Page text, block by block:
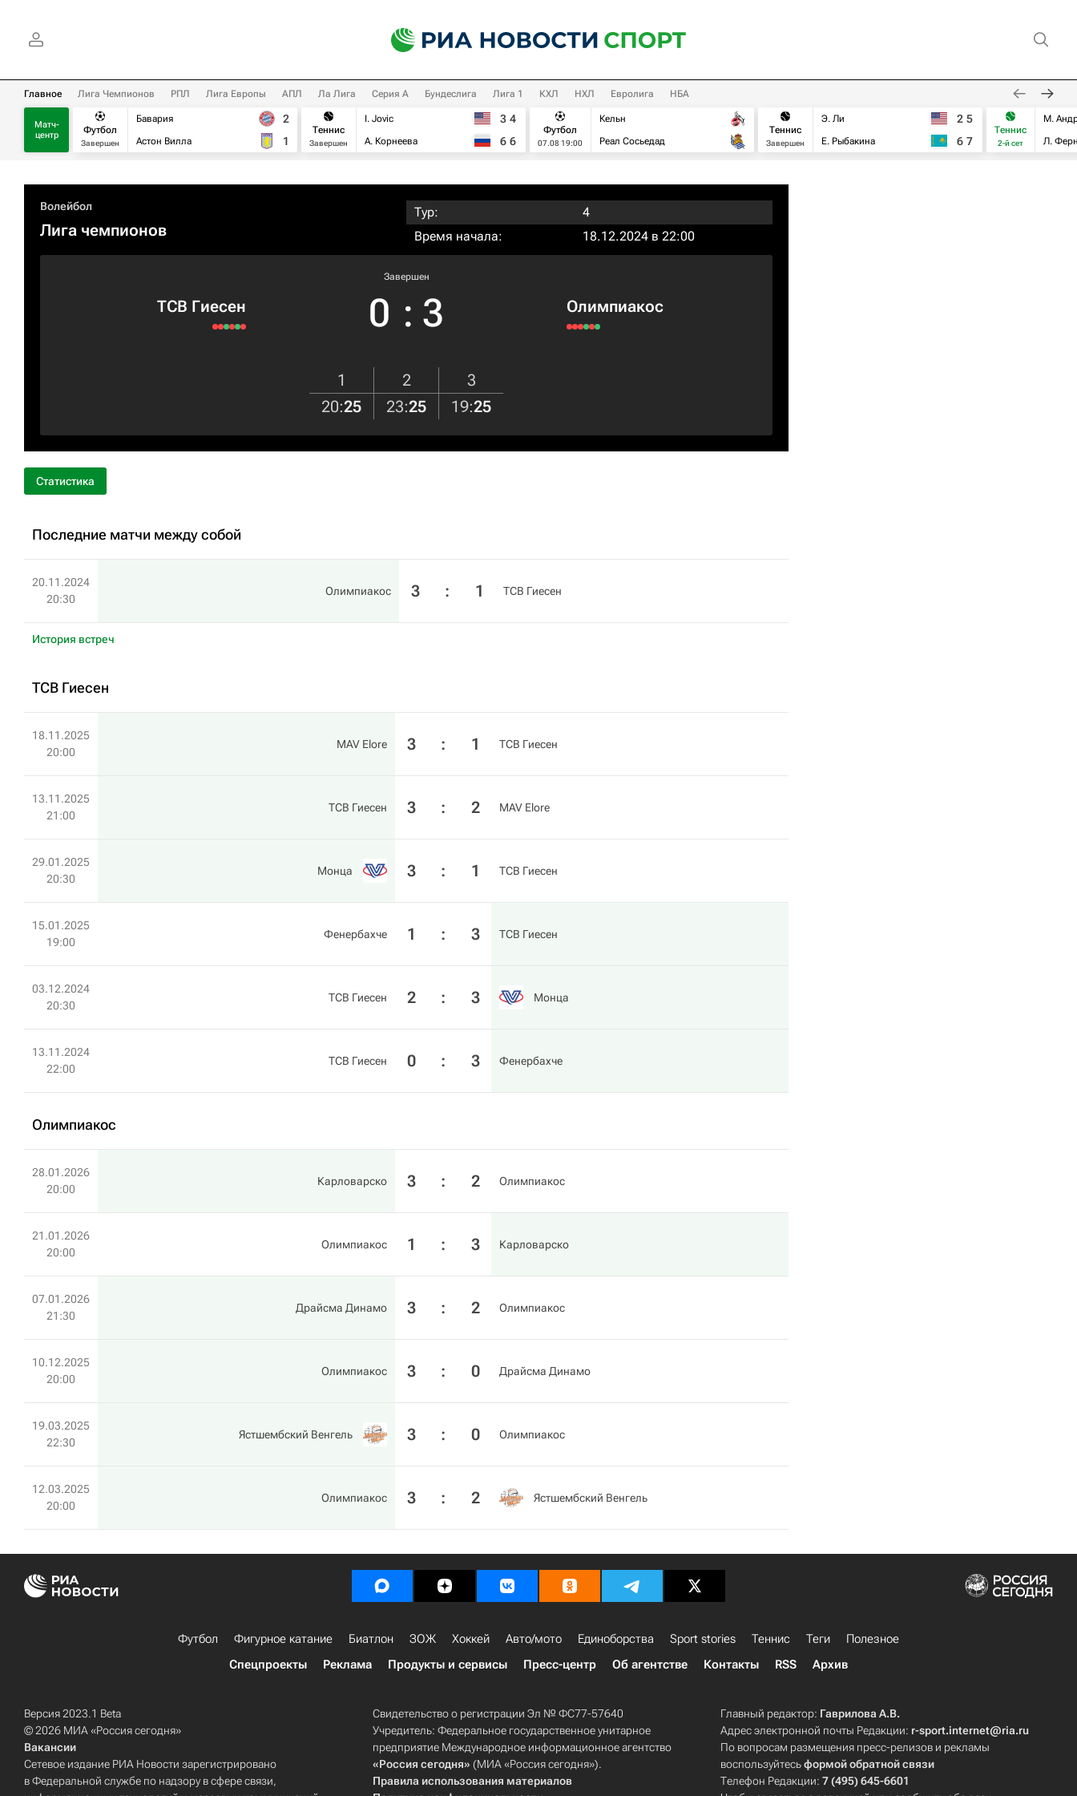
Главное Лига Чемпионов РПЛ Лига Европы АПЛ Ла Лига Серия А Бундеслига Лига 1 КХЛ НХЛ Евролига НБА
Матч-
центр
Футбол
Завершен
Бавария
Астон Вилла
2
1
Теннис
Завершен
I. Jovic
А. Корнеева
3 4
6 6
Футбол
07.08 19:00
Кельн
Реал Сосьедад
Теннис
Завершен
Э. Ли
Е. Рыбакина
2 5
6 7
Теннис
2-й сет
М.
Л.
Волейбол
Лига чемпионов
Тур:
4
Время начала:
18.12.2024 в 22:00
ТСВ Гиесен
Завершен
0 : 3 Олимпиакос
1 2
3
20:25 23:25 19:25
Статистика
Последние матчи между собой
20.11.2024
20:30
Олимпиакос 3 : 1 ТСВ Гиесен
История встреч
ТСВ Гиесен
18.11.2025
20:00
MAV Elore 3 : 1 ТСВ Гиесен
13.11.2025
21:00
ТСВ Гиесен 3 : 2 MAV Elore
29.01.2025
20:30
Монца 3 : 1 ТСВ Гиесен
15.01.2025
19:00
Фенербахче 1 : 3 ТСВ Гиесен
03.12.2024
20:30
ТСВ Гиесен 2 : 3 Монца
13.11.2024
22:00
ТСВ Гиесен 0 : 3 Фенербахче
Олимпиакос
28.01.2026
20:00
Карловарско 3 : 2 Олимпиакос
21.01.2026
20:00
Олимпиакос 1 : 3 Карловарско
07.01.2026
21:30
Драйсма Динамо 3 : 2 Олимпиакос
10.12.2025
20:00
Олимпиакос 3 : 0 Драйсма Динамо
19.03.2025
22:30
Ястшембский Венгель 3 : 0 Олимпиакос
12.03.2025
20:00
Олимпиакос 3 : 2 Ястшембский Венгель
Футбол Фигурное катание Биатлон ЗОЖ Хоккей Авто/мото Единоборства Sport stories Теннис Теги
Полезное
Спецпроекты
Реклама Продукты и сервисы Пресс-центр Об агентстве Контакты RSS Архив
Версия 2023.1 Beta
© 2026 МИА «Россия сегодня»
Вакансии
Сетевое издание РИА Новости зарегистрировано
в Федеральной службе по надзору в сфере связи,
Свидетельство о регистрации Эл № ФС77-57640
Учредитель: Федеральное государственное унитарное
предприятие Международное информационное агентство
«Россия сегодня» (МИА «Россия сегодня»).
Правила использования материалов
Главный редактор: Гаврилова А.В.
Адрес электронной почты Редакции: r-sport.internet@ria.ru
По вопросам размещения пресс-релизов и рекламы
воспользуйтесьформой обратной связи
Телефон Редакции:7 (495) 645-6601